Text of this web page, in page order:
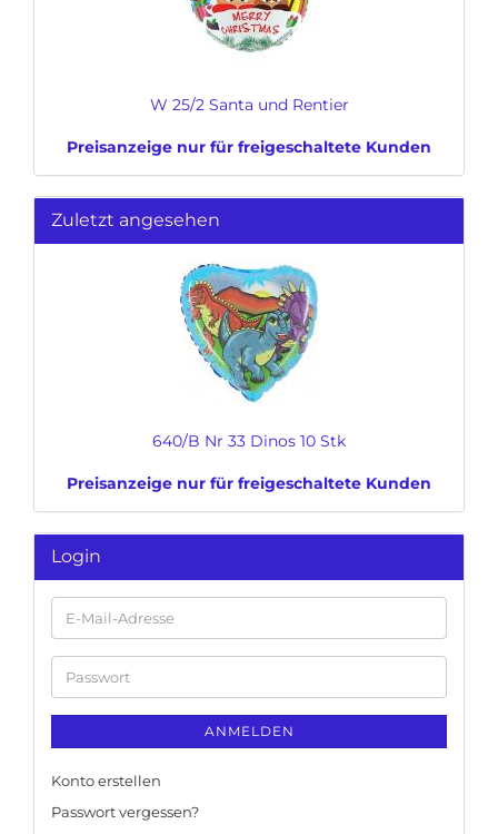
W 25/2 Santa und Rentier
Preisanzeige nur für freigeschaltete Kunden
Zuletzt angesehen
640/B Nr 33 Dinos 10 Stk
Preisanzeige nur für freigeschaltete Kunden
Login
E-
Mail-
Adresse
Passwort
ANMELDEN
Konto erstellen
Passwort vergessen?